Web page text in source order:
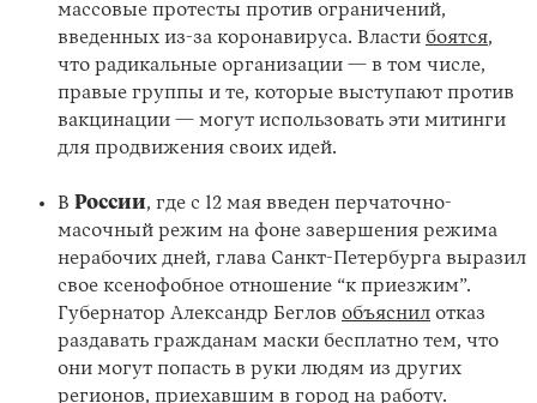
массовые протесты против ограничений,
введенных из-за коронавируса. Власти боятся,
что радикальные организации — в том числе,
правые группы и те, которые выступают против
вакцинации — могут использовать эти митинги
для продвижения своих идей.
В России, где с 12 мая введен перчаточно-
масочный режим на фоне завершения режима
нерабочих дней, глава Санкт-Петербурга выразил
свое ксенофобное отношение “к приезжим”.
Губернатор Александр Беглов объяснил отказ
раздавать гражданам маски бесплатно тем, что
они могут попасть в руки людям из других
регионов, приехавшим в город на работу.